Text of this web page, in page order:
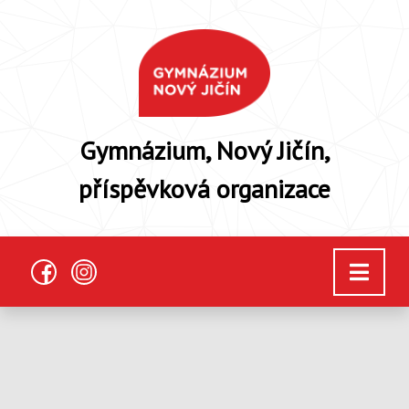
Gymnázium, Nový Jičín,
příspěvková organizace